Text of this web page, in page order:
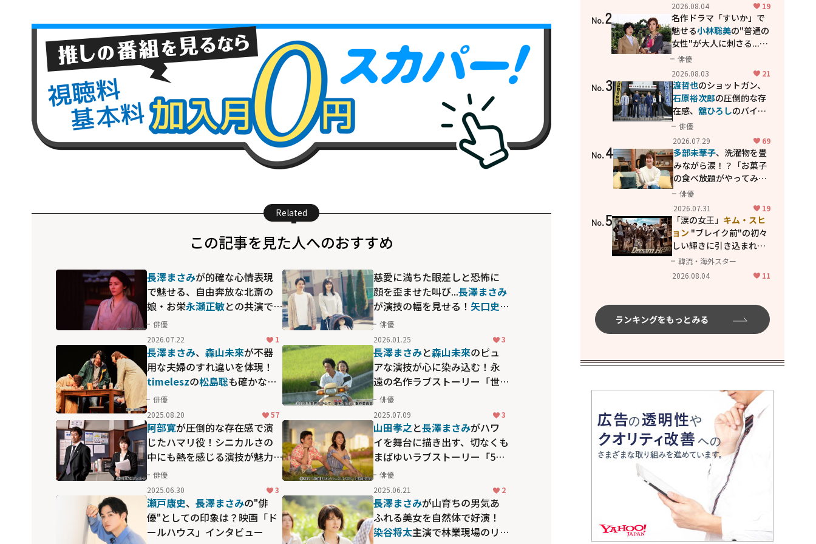
Related
この記事を見た人へのおすすめ
長澤まさみが的確な心情表現
で魅せる、自由奔放な北斎の
娘・お栄――永瀬正敏との共演で
絵師親子の絆を描いた「おー
い、応為」
俳優
2026.07.22
1
慈愛に満ちた眼差しと恐怖に
顔を歪ませた叫び...長澤まさみ
が演技の幅を見せる！ 矢口史
靖監督の多彩な演出も見逃せ
ない映画「ドールハウス」
俳優
2026.01.25
3
長澤まさみ、 森山未來が不器
用な夫婦のすれ違いを体現！
timeleszの松島聡も確かな存
在感を放つ、話題の舞台「おど
る夫婦」
俳優
2025.08.20
57
長澤まさみと森山未來のピュ
アな演技が心に染み込む！永
遠の名作ラブストーリー「世
界の中心で、愛をさけぶ」
俳優
2025.07.09
3
阿部寛が圧倒的な存在感で演
じたハマリ役！シニカルさの
中にも熱を感じる演技が魅力
の「ドラゴン桜(2021)」
俳優
2025.06.30
3
山田孝之と長澤まさみがハワ
イを舞台に描き出す、切なくも
まばゆいラブストーリー「50
回目のファーストキス」
俳優
2025.06.21
2
瀬戸康史、 長澤まさみの"俳
優"としての印象は？映画「ド
ールハウス」インタビュー
長澤まさみが山育ちの男気あ
ふれる美女を自然体で好演！
染谷将太主演で林業現場のリ
会えたら。」
2026.08.04
19
No.2
名作ドラマ「すいか」で
魅せる小林聡美の"普通の
女性"が大人に刺さる...映
画「かもめ食堂」にも通
じる静かな芝居
俳優
2026.08.03
21
No.3 渡哲也のショットガン、
石原裕次郎の圧倒的な存
在感、舘ひろしのバイク
アクション！"大門軍
団"のカッコよさが詰まっ
た「西部警察 PART-II」
俳優
2026.07.29
69
No.4 多部未華子、洗濯物を畳
みながら涙！？「お菓子
の食べ放題がやってみた
い」ハンディファン4台の
暑さ対策も明かす
俳優
2026.07.31
19
No.5 「涙の女王」 キム・スヒ
ョン "ブレイク前"の初々
しい輝きに引き込まれ
る...2PM テギョン
共演の青春名作「ドリー
韓流・海外スター
2026.08.04
11
ランキングをもっとみる